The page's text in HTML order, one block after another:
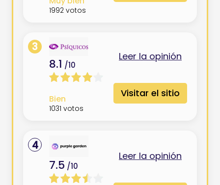
1992 votos
3
8.1 /10
Bien
1031 votos
Leer la opinión
Visitar el sitio
4
7.5 /10
Leer la opinión